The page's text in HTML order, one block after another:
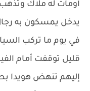
أومأت له ملاك وتذهب
يدخل يمسكون به
في يوم ما تركب
قليل توقفت أمام
إليهم تنهض